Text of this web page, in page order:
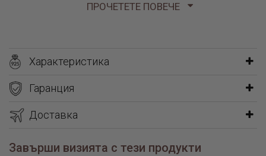
Получавате бижуто в подаръчна опаковка придружено със
ПРОЧЕТЕТЕ ПОВЕЧЕ
Характеристика
Гаранция
Доставка
Завърши визията с тези продукти